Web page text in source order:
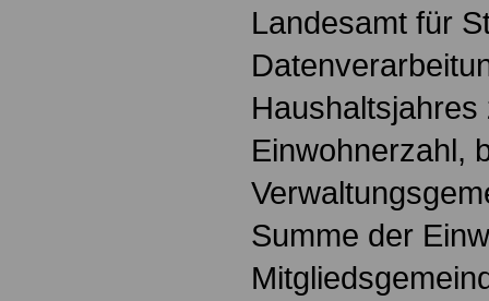
Landesamt für
Einwohnerzahl,
Summe der